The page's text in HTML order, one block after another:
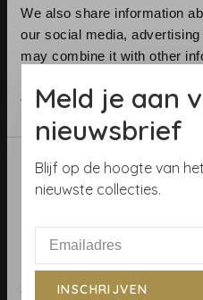
We also share information
our social media,
may combine it with other
of their services.
Consent
Selection
Necessary
Statistics
Telefoon:+31 (0)23 531 90 08
E-mail:
Algemene voorwaarden
Behangrollen berekenen
Meld je aan
nieuwsbrief
Blijf op de hoogte van
nieuwste collecties.
INSCHRIJVEN